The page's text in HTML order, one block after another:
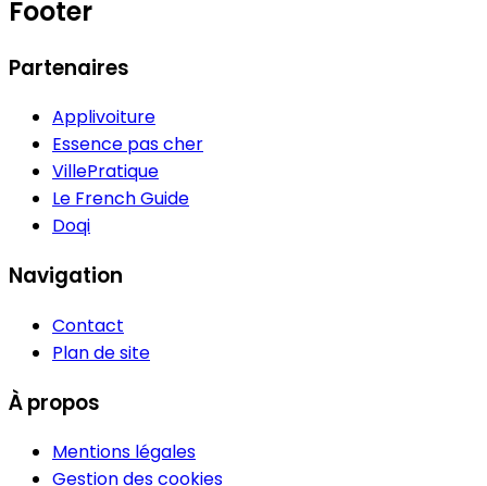
Footer
Partenaires
Applivoiture
Essence pas cher
VillePratique
Le French Guide
Doqi
Navigation
Contact
Plan de site
À propos
Mentions légales
Gestion des cookies